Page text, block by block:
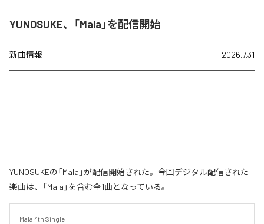
YUNOSUKE、「Mala」を配信開始
新曲情報 2026.7.31
YUNOSUKEの「Mala」が配信開始された。今回デジタル配信された
楽曲は、「Mala」を含む全1曲となっている。
Mala 4th Single